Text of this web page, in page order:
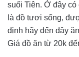
suối Tiên. Ở đây có
là đồ tươi sống,
định hãy đến đây
Giá đồ ăn từ 20k